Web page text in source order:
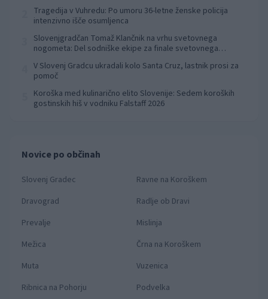
Tragedija v Vuhredu: Po umoru 36-letne ženske policija
intenzivno išče osumljenca
Slovenjgradčan Tomaž Klančnik na vrhu svetovnega
nogometa: Del sodniške ekipe za finale svetovnega
V Slovenj Gradcu ukradali kolo Santa Cruz, lastnik prosi za
pomoč
Koroška med kulinarično elito Slovenije: Sedem koroških
gostinskih hiš v vodniku Falstaff 2026
Novice po občinah
Slovenj Gradec
Ravne na Koroškem
Dravograd
Radlje ob Dravi
Prevalje
Mislinja
Mežica
Črna na Koroškem
Muta
Vuzenica
Ribnica na Pohorju
Podvelka